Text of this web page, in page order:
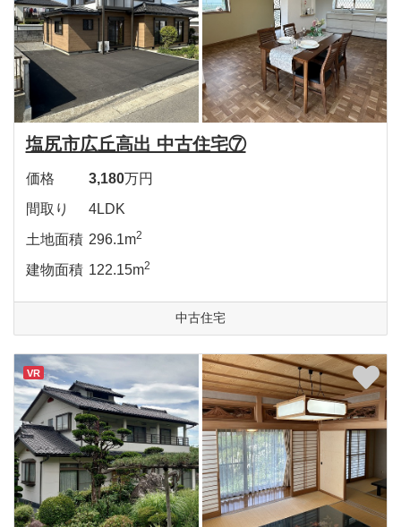
塩尻市広丘高出 中古住宅⑦
価格 3,180万円
間取り
4LDK
土地面積 296.1m2
建物面積 122.15m2
中古住宅
VR